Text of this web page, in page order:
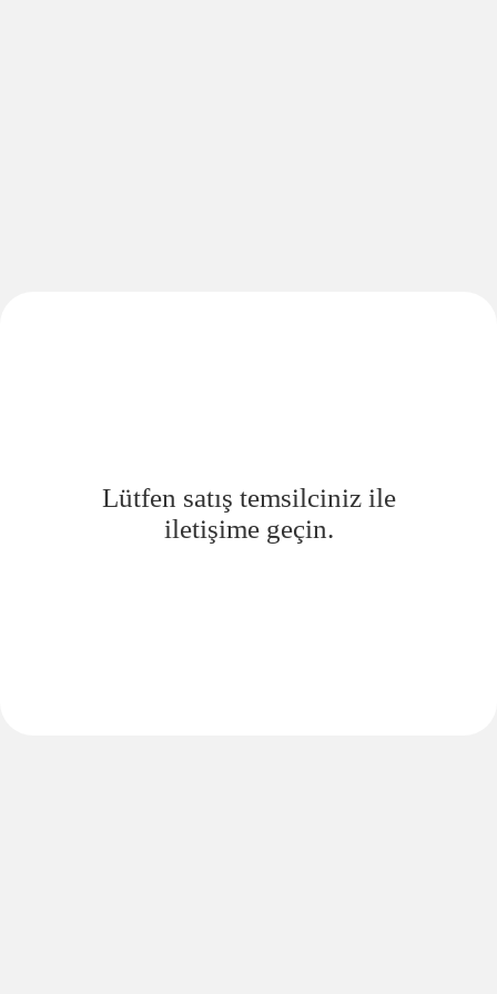
Lütfen satış temsilciniz ile
iletişime geçin.